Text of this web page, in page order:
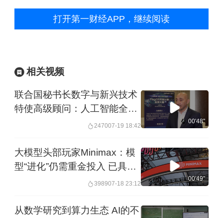
打开第一财经APP，继续阅读
相关视频
联合国秘书长数字与新兴技术
特使高级顾问：人工智能全球
治理 开源是可行之路 ︱未
247007-19 18:42
00'48''
大模型头部玩家Minimax：模
型“进化”仍需重金投入 已具备
健康“造血”能力︱未来・♾️
398907-18 23:12
00'49''
从数学研究到算力生态 AI的不